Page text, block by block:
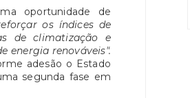
oportunidade de
os índices de
de climatização e
energia renováveis".
adesão o Estado
segunda fase em